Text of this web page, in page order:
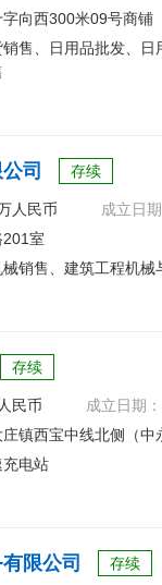
向西300米09号商铺
售、日用品批发、
司 存续
人民币
成立日
室
销售、建筑工程机
存续
民币
成立日期：
镇西宝中线北侧（中
电站
限公司 存续